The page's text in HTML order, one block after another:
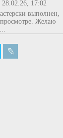
28.02.26, 17:02
выполнен,
просмотре. Желаю